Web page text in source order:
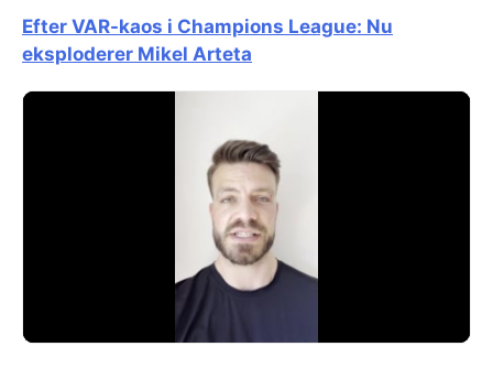
Efter VAR-kaos i Champions League: Nu
eksploderer Mikel Arteta